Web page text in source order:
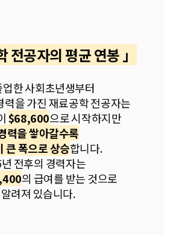
전공자의 평균 연봉 」
업한 사회초년생부터
력을 가진 재료공학 전공자는
$68,600으로 시작하지만
력을 쌓아갈수록
큰 폭으로 상승합니다.
전후의 경력자는
의 급여를 받는 것으로
알려져 있습니다.